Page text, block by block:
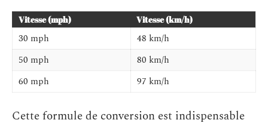
Vitesse (mph) Vitesse (km/h)
30 mph
48 km/h
50 mph
80 km/h
60 mph
97 km/h
Cette formule de conversion est indispensable